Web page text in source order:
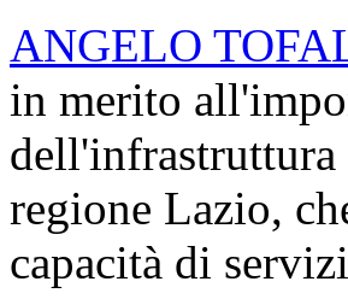
ANGELO
in merito
dell'infrastruttura
regione Lazio,
capacità di